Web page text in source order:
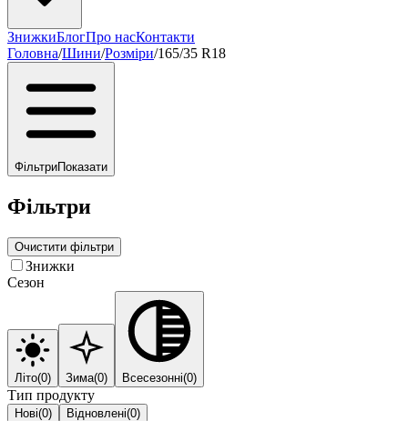
ЗнижкиБлогПро насКонтакти
Головна/Шини/Розміри/165/35 R18
ФільтриПоказати
Фільтри
Очистити фільтри
Знижки
Сезон
Літо(0) Зима(0) Всесезонні(0)
Тип продукту
Нові(0) Відновлені(0)